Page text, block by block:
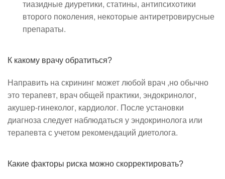
тиазидные диуретики, статины, антипсихотики
второго поколения, некоторые антиретровирусные
препараты.
К какому врачу обратиться?
Направить на скрининг может любой врач ,но обычно
это терапевт, врач общей практики, эндокринолог,
акушер-гинеколог, кардиолог. После установки
диагноза следует наблюдаться у эндокринолога или
терапевта с учетом рекомендаций диетолога.
Какие факторы риска можно скорректировать?